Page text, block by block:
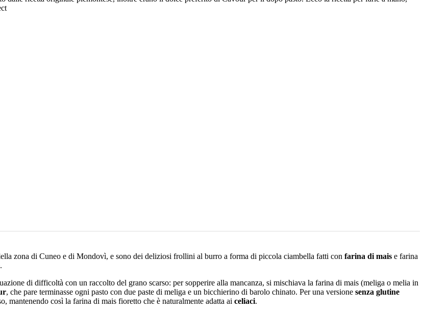
zona di Cuneo e di Mondovì, e sono dei deliziosi frollini al burro a forma di piccola ciambella fatti con farina di mais e farina
di difficoltà con un raccolto del grano scarso: per sopperire alla mancanza, si mischiava la farina di mais (meliga o melia in
, che pare terminasse ogni pasto con due paste di meliga e un bicchierino di barolo chinato. Per una versione senza glutine
mantenendo così la farina di mais fioretto che è naturalmente adatta ai celiaci.